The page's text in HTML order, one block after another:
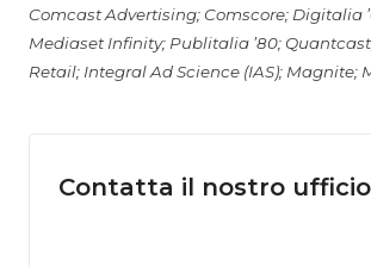
Comcast Advertising; Comscore; Digitalia
Mediaset Infinity; Publitalia ’80;
Retail; Integral Ad Science (IAS); Magnite;
Contatta il nostro